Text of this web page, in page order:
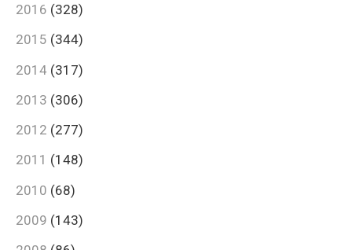
2016 (328)
2015 (344)
2014 (317)
2013 (306)
2012 (277)
2011 (148)
2010 (68)
2009 (143)